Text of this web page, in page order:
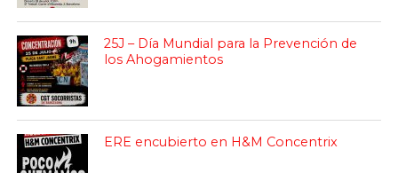
25J – Día Mundial para la Prevención de
los Ahogamientos
ERE encubierto en H&M Concentrix